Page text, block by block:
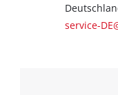
service-